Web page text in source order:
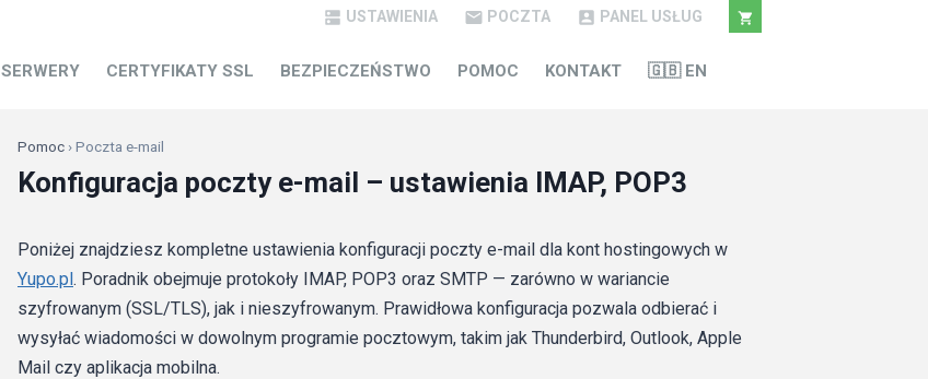
 USTAWIENIA  POCZTA  PANEL USŁUG 
SERWERY CERTYFIKATY SSL BEZPIECZEŃSTWO POMOC KONTAKT 🇬🇧 EN
POMOC
Pomoc› Poczta e-mail
Konfiguracja poczty e-mail – ustawienia IMAP, POP3
Poniżej znajdziesz kompletne ustawienia konfiguracji poczty e-mail dla kont hostingowych w
Yupo.pl. Poradnik obejmuje protokoły IMAP, POP3 oraz SMTP — zarówno w wariancie
szyfrowanym (SSL/TLS), jak i nieszyfrowanym. Prawidłowa konfiguracja pozwala odbierać i
wysyłać wiadomości w dowolnym programie pocztowym, takim jak Thunderbird, Outlook, Apple
Mail czy aplikacja mobilna.